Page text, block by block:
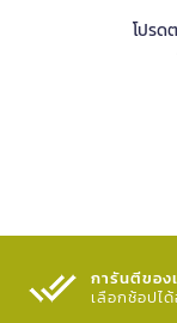
โปรด
การันตีของ
เลือกช้อปไ